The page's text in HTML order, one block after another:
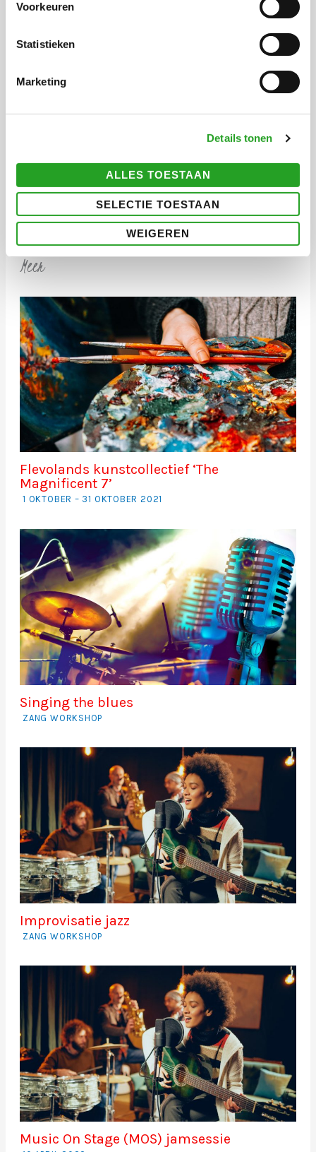
Voorkeuren
Statistieken
Marketing
Details tonen
ALLES TOESTAAN
SELECTIE TOESTAAN
WEIGEREN
Zondag 2 Maart 2025
Meer
Flevolands kunstcollectief ‘The
Magnificent 7’
1 OKTOBER – 31 OKTOBER 2021
Singing the blues
ZANG WORKSHOP
Improvisatie jazz
ZANG WORKSHOP
Music On Stage (MOS) jamsessie